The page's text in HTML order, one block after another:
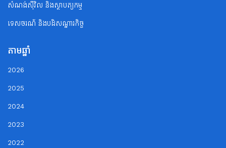
សំណង់ស៊ីវិល និងស្ថាបត្យកម្ម
ទេសចរណ័ និងបដិសណ្ឋារកិច្ច
តាមឆ្នាំ
2026
2025
2024
2023
2022